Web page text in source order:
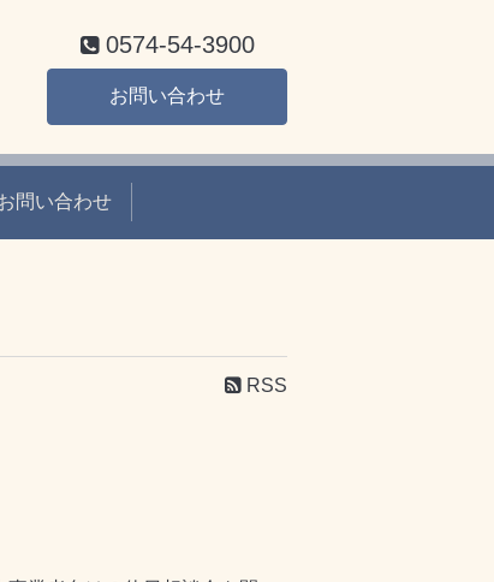
0574-54-3900
お問い合わせ
問い合わせ
RSS